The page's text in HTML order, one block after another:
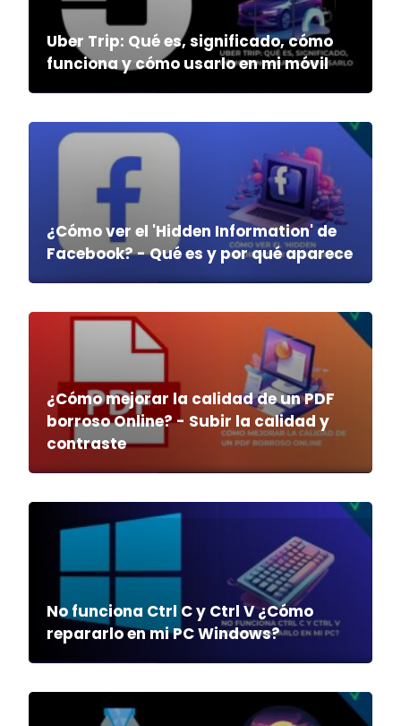
Uber Trip: Qué es, significado, cómo
funciona y cómo usarlo en mi móvil
¿Cómo ver el 'Hidden Information' de
Facebook? - Qué es y por qué aparece
¿Cómo mejorar la calidad de un PDF
borroso Online? - Subir la calidad y
contraste
No funciona Ctrl C y Ctrl V ¿Cómo
repararlo en mi PC Windows?